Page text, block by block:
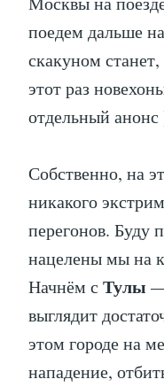
поедем дальше
скакуном станет,
этот раз
отдельный анонс
Собственно, на
никакого
перегонов. Буду
нацелены мы на
Начнём с Тулы —
выглядит
этом городе на
нападение,